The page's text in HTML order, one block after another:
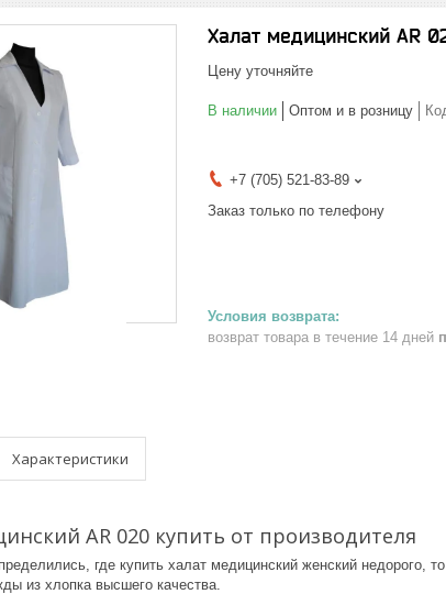
Халат медицинский AR
Цену уточняйте
В наличии Оптом и в розницу
+7 (705) 521-83-89
Заказ только по телефону
возврат товара в течение 14 дней
Характеристики
AR 020 купить от производителя
где купить халат медицинский женский недорого,
из хлопка высшего качества.